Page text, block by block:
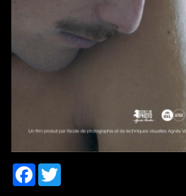
Facebook
Twitter